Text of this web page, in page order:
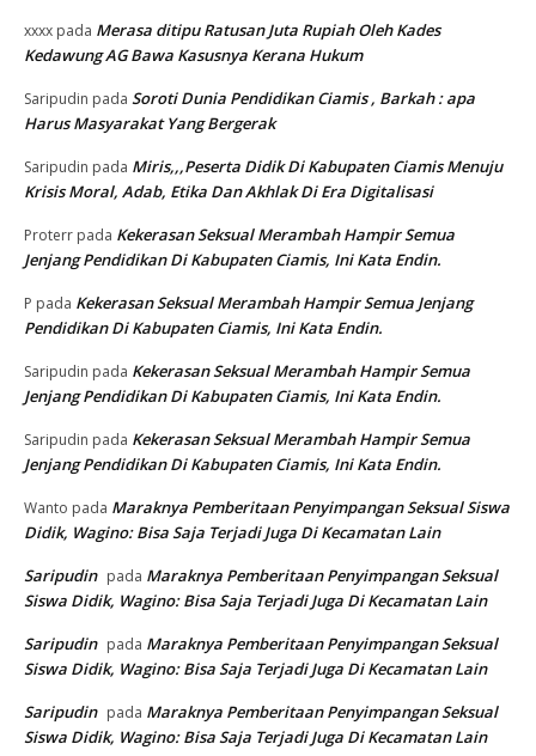
xxxx pada Merasa ditipu Ratusan Juta Rupiah Oleh Kades
Kedawung AG Bawa Kasusnya Kerana Hukum
Saripudin pada Soroti Dunia Pendidikan Ciamis , Barkah : apa
Harus Masyarakat Yang Bergerak
Saripudin pada Miris,,,Peserta Didik Di Kabupaten Ciamis Menuju
Krisis Moral, Adab, Etika Dan Akhlak Di Era Digitalisasi
Proterr pada Kekerasan Seksual Merambah Hampir Semua
Jenjang Pendidikan Di Kabupaten Ciamis, Ini Kata Endin.
P pada Kekerasan Seksual Merambah Hampir Semua Jenjang
Pendidikan Di Kabupaten Ciamis, Ini Kata Endin.
Saripudin pada Kekerasan Seksual Merambah Hampir Semua
Jenjang Pendidikan Di Kabupaten Ciamis, Ini Kata Endin.
Saripudin pada Kekerasan Seksual Merambah Hampir Semua
Jenjang Pendidikan Di Kabupaten Ciamis, Ini Kata Endin.
Wanto pada Maraknya Pemberitaan Penyimpangan Seksual Siswa
Didik, Wagino: Bisa Saja Terjadi Juga Di Kecamatan Lain
Saripudin pada Maraknya Pemberitaan Penyimpangan Seksual
Siswa Didik, Wagino: Bisa Saja Terjadi Juga Di Kecamatan Lain
Saripudin pada Maraknya Pemberitaan Penyimpangan Seksual
Siswa Didik, Wagino: Bisa Saja Terjadi Juga Di Kecamatan Lain
Saripudin pada Maraknya Pemberitaan Penyimpangan Seksual
Siswa Didik, Wagino: Bisa Saja Terjadi Juga Di Kecamatan Lain